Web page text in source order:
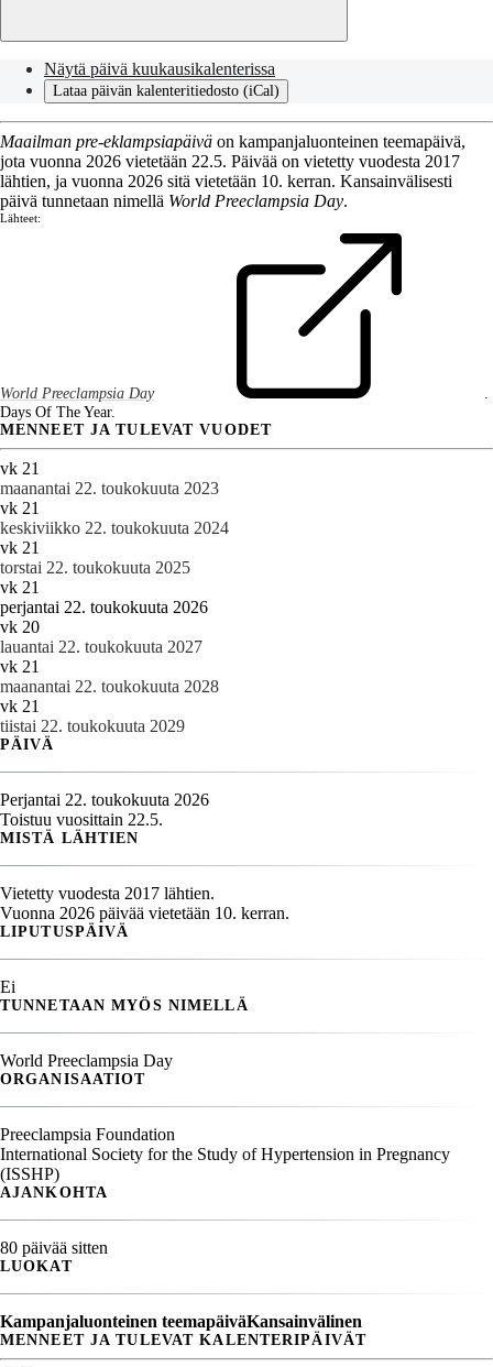
Näytä päivä kuukausikalenterissa
Lataa päivän kalenteritiedosto (iCal)
Maailman pre-eklampsiapäivä on kampanjaluonteinen teemapäivä,
jota vuonna 2026 vietetään 22.5. Päivää on vietetty vuodesta 2017
lähtien, ja vuonna 2026 sitä vietetään 10. kerran. Kansainvälisesti
päivä tunnetaan nimellä World Preeclampsia Day.
Lähteet:
World Preeclampsia Day
Days Of The Year.
MENNEET JA TULEVAT VUODET
vk 21
maanantai 22. toukokuuta 2023
vk 21
keskiviikko 22. toukokuuta 2024
vk 21
torstai 22. toukokuuta 2025
vk 21
perjantai 22. toukokuuta 2026
vk 20
lauantai 22. toukokuuta 2027
vk 21
maanantai 22. toukokuuta 2028
vk 21
tiistai 22. toukokuuta 2029
PÄIVÄ
Perjantai 22. toukokuuta 2026
Toistuu vuosittain 22.5.
MISTÄ LÄHTIEN
Vietetty vuodesta 2017 lähtien.
Vuonna 2026 päivää vietetään 10. kerran.
LIPUTUSPÄIVÄ
Ei
TUNNETAAN MYÖS NIMELLÄ
World Preeclampsia Day
ORGANISAATIOT
Preeclampsia Foundation
International Society for the Study of Hypertension in Pregnancy
(ISSHP)
AJANKOHTA
80 päivää sitten
LUOKAT
Kampanjaluonteinen teemapäiväKansainvälinen
MENNEET JA TULEVAT KALENTERIPÄIVÄT